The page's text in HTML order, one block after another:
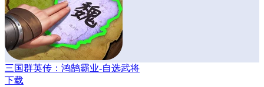
三国群英传：鸿鹄霸业-自选武将
下载